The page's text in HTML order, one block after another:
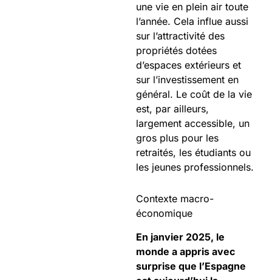
une vie en plein air toute
l’année. Cela influe aussi
sur l’attractivité des
propriétés dotées
d’espaces extérieurs et
sur l’investissement en
général. Le coût de la vie
est, par ailleurs,
largement accessible, un
gros plus pour les
retraités, les étudiants ou
les jeunes professionnels.
Contexte macro-
économique
En janvier 2025, le
monde a appris avec
surprise que l’Espagne